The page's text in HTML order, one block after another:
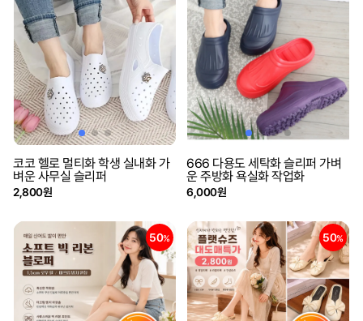
코코 헬로 멀티화 학생 실내화 가
벼운 사무실 슬리퍼
2,800원
666 다용도 세탁화 슬리퍼 가벼
운 주방화 욕실화 작업화
6,000원
50% 50%